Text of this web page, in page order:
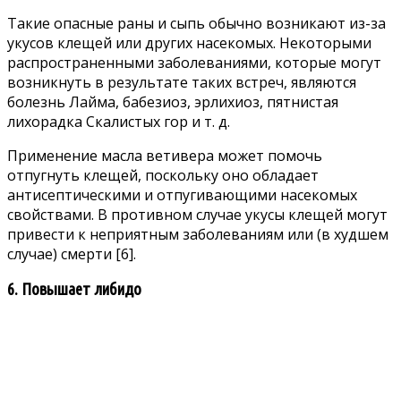
Такие опасные раны и сыпь обычно возникают из-за
укусов клещей или других насекомых. Некоторыми
распространенными заболеваниями, которые могут
возникнуть в результате таких встреч, являются
болезнь Лайма, бабезиоз, эрлихиоз, пятнистая
лихорадка Скалистых гор и т. д.
Применение масла ветивера может помочь
отпугнуть клещей, поскольку оно обладает
антисептическими и отпугивающими насекомых
свойствами. В противном случае укусы клещей могут
привести к неприятным заболеваниям или (в худшем
случае) смерти [6].
6. Повышает либидо